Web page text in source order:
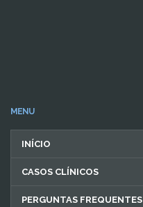
MENU
INÍCIO
CASOS CLÍNICOS
PERGUNTAS FREQUENTES